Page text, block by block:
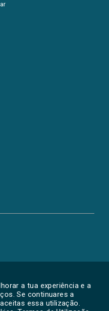
a tua experiência e a
Se continuares a
essa utilização.